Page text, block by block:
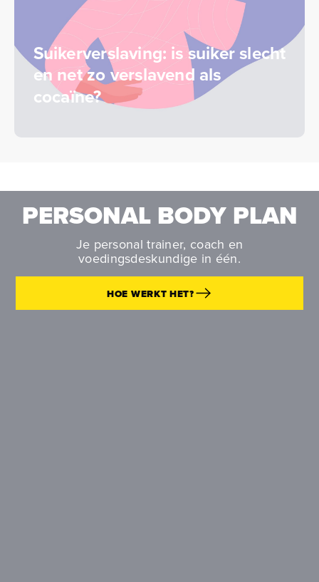
Suikerverslaving: is suiker slecht
en net zo verslavend als
cocaïne?
PERSONAL BODY PLAN
Je personal trainer, coach en
voedingsdeskundige in één.
HOE WERKT HET?